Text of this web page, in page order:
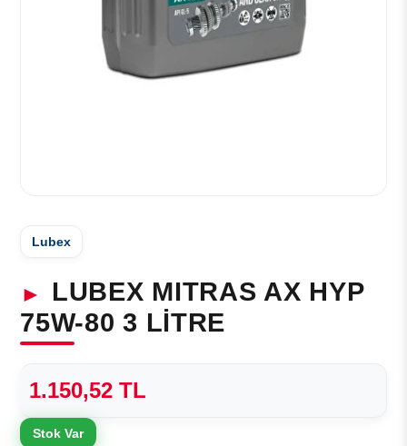
Lubex
LUBEX MITRAS AX HYP
75W-80 3 LİTRE
1.150,52 TL
Stok Var